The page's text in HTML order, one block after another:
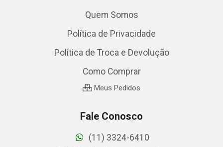
Quem Somos
Política de Privacidade
Política de Troca e Devolução
Como Comprar
Meus Pedidos
Fale Conosco
(11) 3324-6410